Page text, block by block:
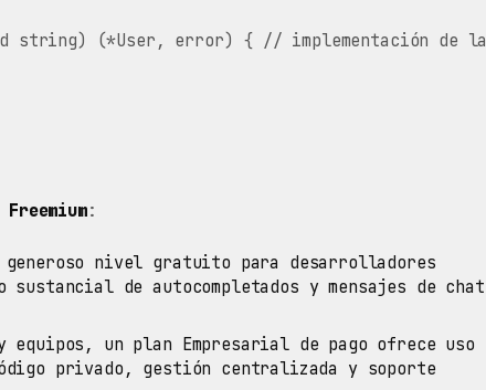
string) (*User, error) { // implementación de la
Freemium:
generoso nivel gratuito para desarrolladores
de autocompletados y mensajes de chat
equipos, un plan Empresarial de pago ofrece uso
privado, gestión centralizada y soporte